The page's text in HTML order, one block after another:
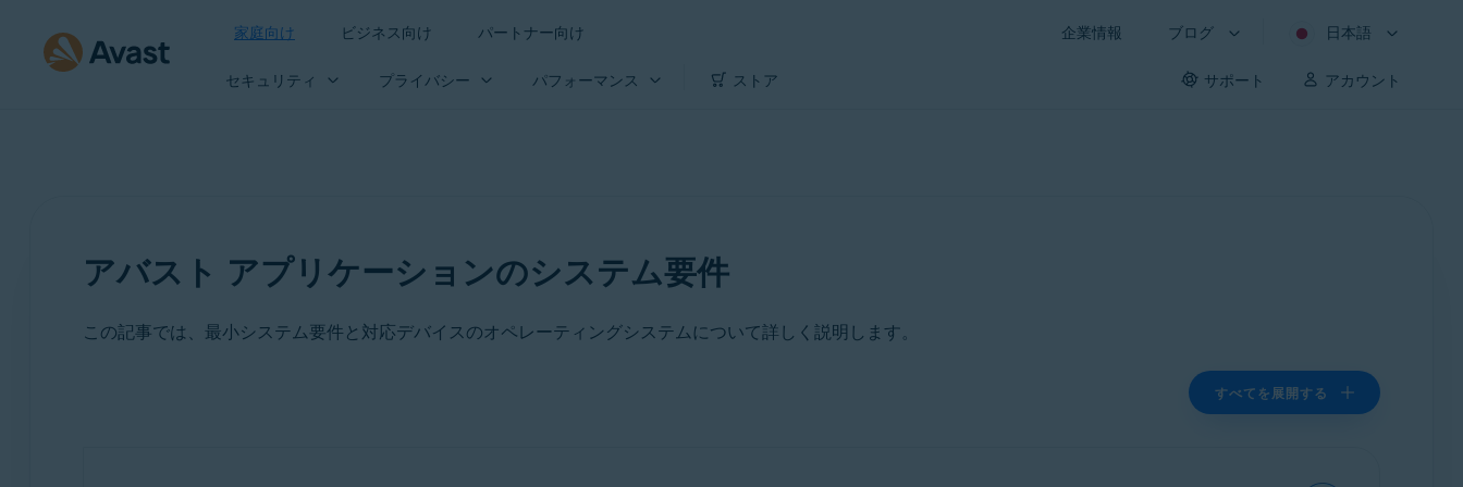
家庭向け ビジネス向け パートナー向け 企業情報 ブログ 日本語
セキュリティ プライバシー パフォーマンス ストア サポート アカウント
アバスト アプリケーションのシステム要件
この記事では、最小システム要件と対応デバイスのオペレーティングシステムについて詳しく説明します。
すべてを展開する